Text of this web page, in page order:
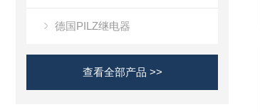
德国PILZ继电器
查看全部产品 >>